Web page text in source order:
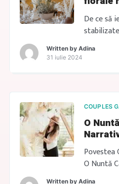
DECOR
PANOU
De ce să
flori
ta să fie
oferta
inchiriezi
Events.
dedicată
Written by Adina
31 iulie 2024
COUPLES
O
Povestea
O Nuntă
Robert
Written by Adina